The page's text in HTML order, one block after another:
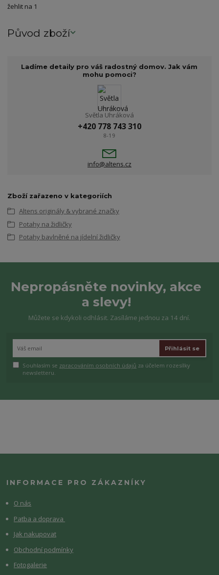
žehlit na 1
Původ zboží
Ladíme detaily pro váš radostný domov. Jak vám
mohu pomoci?
Světla Uhráková
+420 778 743 310
8-19
info@altens.cz
Zboží zařazeno v kategoriích
Altens originály & vybrané značky
Potahy na židličky
Potahy bavlněné na jídelní židličky
Nepropásněte novinky, akce
a slevy!
Můžete se kdykoli odhlásit. Zasíláme jednou za 14 dní.
Přihlásit se
Souhlasím se zpracováním osobních údajů za účelem rozesílky
newsletteru.
INFORMACE PRO ZÁKAZNÍKY
O nás
Patba a doprava
Jak nakupovat
Obchodní podmínky
Fotogalerie